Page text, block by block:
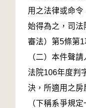
用之法律或命令
始得為之，司
審法）第5條第
（二）本件聲
法院106年度判
決，所適用之
（下稱系爭規